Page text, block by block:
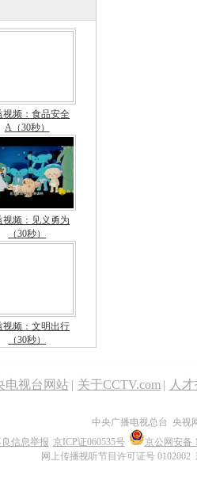
视频：食品安全
A（30秒）
视频：见义勇为
（30秒）
视频：文明出行
（30秒）
电视台网站 | 关于CCTV.com | 人
中央广播电视总台 央视
信息举报 京ICP证060535号
京公网安备
网上传播视听节目许可证号 0102002